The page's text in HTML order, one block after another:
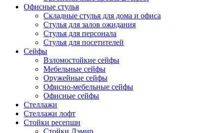
Офисные стулья
Складные стулья для дома и офиса
Стулья для залов ожидания
Стулья для персонала
Стулья для посетителей
Сейфы
Взломостойкие сейфы
Мебельные сейфы
Оружейные сейфы
Офисно-мебельные сейфы
Офисные сейфы
Стеллажи
Стеллажи лофт
Стойки ресепшн
Стойки Дэмир